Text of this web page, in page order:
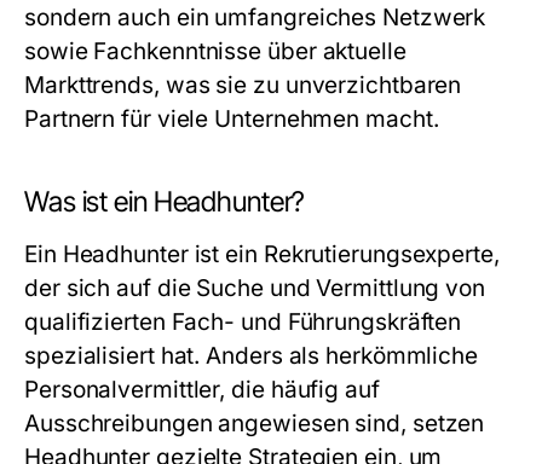
sondern auch ein umfangreiches Netzwerk
sowie Fachkenntnisse über aktuelle
Markttrends, was sie zu unverzichtbaren
Partnern für viele Unternehmen macht.
Was ist ein Headhunter?
Ein Headhunter ist ein Rekrutierungsexperte,
der sich auf die Suche und Vermittlung von
qualifizierten Fach- und Führungskräften
spezialisiert hat. Anders als herkömmliche
Personalvermittler, die häufig auf
Ausschreibungen angewiesen sind, setzen
Headhunter gezielte Strategien ein, um